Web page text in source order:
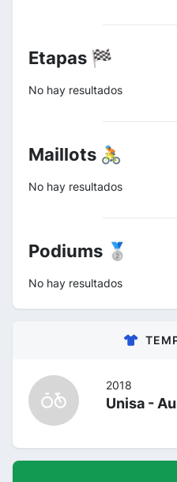
Etapas 🏁
No hay resultados
Maillots 🚴
No hay resultados
Podiums 🥈
No hay resultados
2018
Unisa -